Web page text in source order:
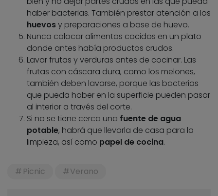
haber bacterias. También prestar atención a los
huevosy preparaciones a base de huevo.
Nunca colocar alimentos cocidos en un plato
donde antes había productos crudos.
Lavar frutas y verduras antes de cocinar. Las
frutas con cáscara dura, como los melones,
también deben lavarse, porque las bacterias
que pueda haber en la superficie pueden pasar
al interior a través del corte.
Si no se tiene cerca una fuente de agua
potable, habrá que llevarla de casa para la
limpieza, así como papel de cocina.
Picnic Verano